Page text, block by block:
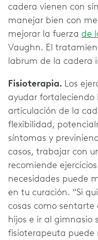
cadera vienen con
manejar bien con
mejorar la fuerza de
Vaughn. El
labrum de la cadera
Fisioterapia. Los
ayudar fortaleciendo
articulación de la
flexibilidad,
síntomas y
casos, trabajar con
recomiende
necesidades puede
en tu curación. “Si
cosas como
hijos e ir al gimnasio
fisioterapeuta puede